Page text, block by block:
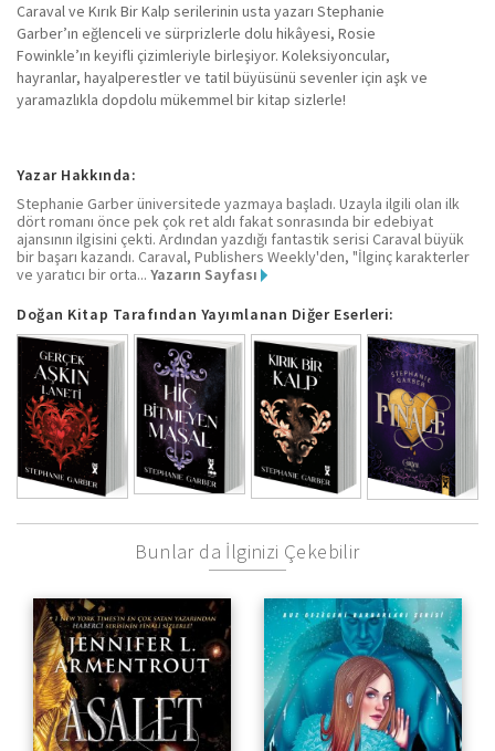
Caraval ve Kırık Bir Kalp serilerinin usta yazarı Stephanie
Garber’ın eğlenceli ve sürprizlerle dolu hikâyesi, Rosie
Fowinkle’ın keyifli çizimleriyle birleşiyor. Koleksiyoncular,
hayranlar, hayalperestler ve tatil büyüsünü sevenler için aşk ve
yaramazlıkla dopdolu mükemmel bir kitap sizlerle!
Yazar Hakkında:
Stephanie Garber üniversitede yazmaya başladı. Uzayla ilgili olan ilk
dört romanı önce pek çok ret aldı fakat sonrasında bir edebiyat
ajansının ilgisini çekti. Ardından yazdığı fantastik serisi Caraval büyük
bir başarı kazandı. Caraval, Publishers Weekly'den, "İlginç karakterler
ve yaratıcı bir orta... Yazarın Sayfası
Doğan Kitap Tarafından Yayımlanan Diğer Eserleri:
Bunlar da İlginizi Çekebilir